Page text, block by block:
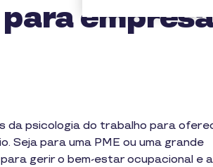
da psicologia do trabalho para
Seja para uma PME ou uma grande
gerir o bem-estar ocupacional e a